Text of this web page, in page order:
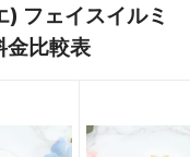
フェイスイルミ
金比較表